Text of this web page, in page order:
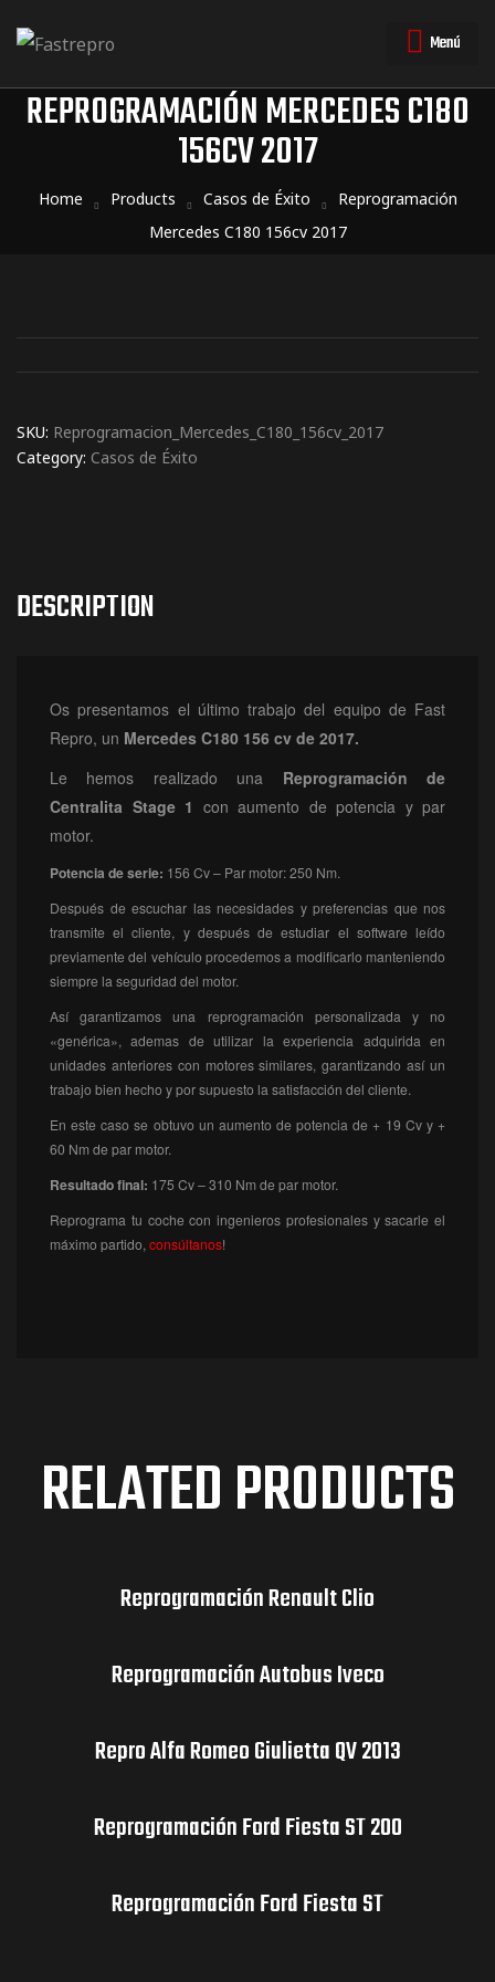
Menú
REPROGRAMACIÓN MERCEDES C180
156CV 2017
Home Products Casos de Éxito
Reprogramación
Mercedes C180 156cv 2017
SKU: Reprogramacion_Mercedes_C180_156cv_2017
Category: Casos de Éxito
DESCRIPTION
Os presentamos el último trabajo del equipo de Fast
Repro, un Mercedes C180 156 cv de 2017.
Le hemos realizado una Reprogramaciónde
Centralita Stage 1 con aumento de potencia y par
motor.
Potencia de serie: 156 Cv – Par motor: 250 Nm.
Después de escuchar las necesidades y preferencias que nos
transmite el cliente, y después de estudiar el software leído
previamente del vehículo procedemos a modificarlo manteniendo
siempre la seguridad del motor.
Así garantizamos una reprogramación personalizada y no
«genérica», ademas de utilizar la experiencia adquirida en
unidades anteriores con motores similares, garantizando así un
trabajo bien hecho y por supuesto la satisfacción del cliente.
En este caso se obtuvo un aumento de potencia de + 19 Cv y +
60 Nm de par motor.
Resultado final: 175 Cv – 310 Nm de par motor.
Reprograma tu coche con ingenieros profesionales y sacarle el
máximo partido, consúltanos!
RELATED PRODUCTS
Reprogramación Renault Clio
Reprogramación Autobus Iveco
Repro Alfa Romeo Giulietta QV 2013
Reprogramación Ford Fiesta ST 200
Reprogramación Ford Fiesta ST